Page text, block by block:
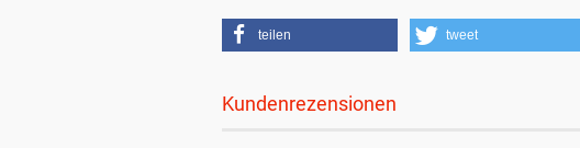
teilen tweet
Kundenrezensionen